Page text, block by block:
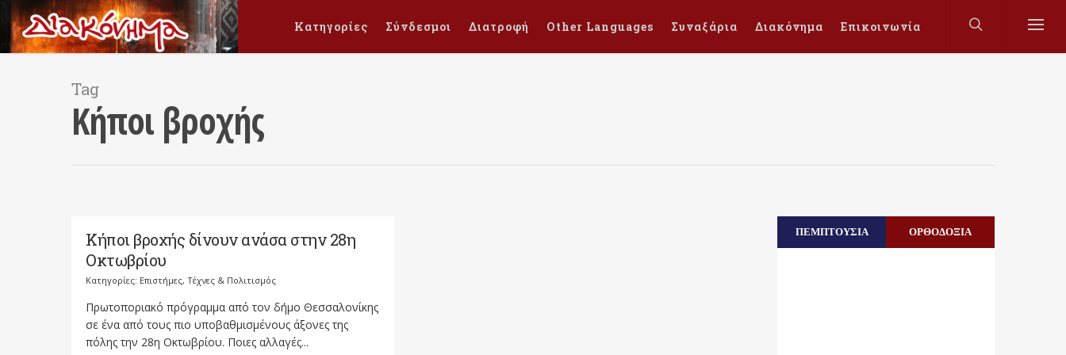
Κατηγορίες Σύνδεσμοι Διατροφή Other Languages Συναξάρια Διακόνημα Επικοινωνία
Tag
Κήποι βροχής
Κήποι βροχής δίνουν ανάσα στην 28η
Οκτωβρίου
Κατηγορίες: Επιστήμες, Τέχνες & Πολιτισμός
Πρωτοποριακό πρόγραμμα από τον δήμο Θεσσαλονίκης
σε ένα από τους πιο υποβαθμισμένους άξονες της
πόλης την 28η Οκτωβρίου. Ποιες αλλαγές...
ΠΕΜΠΤΟΥΣΙΑ ΟΡΘΟΔΟΞΙΑ